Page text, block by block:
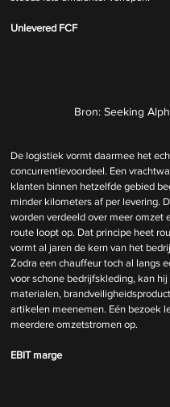
Unlevered FCF
Bron: Seeking
De logistiek vormt daarmee het
concurrentievoordeel. Een
klanten binnen hetzelfde gebied
minder kilometers af per levering.
worden verdeeld over meer omzet
route loopt op. Dat principe heet
vormt al jaren de kern van het
Zodra een chauffeur toch al langs
voor schone bedrijfskleding, kan hij
materialen,
artikelen meenemen. Eén bezoek
meerdere omzetstromen op.
EBIT marge